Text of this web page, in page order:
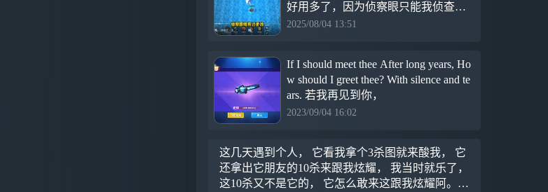
好用多了，因为侦察眼只能我侦查到
视野范围内的敌人，但是雷达就比较
2025/08/04 13:51
If I should meet thee After long years, Ho
w should I greet thee? With silence and te
ars. 若我再见到你，
2023/09/04 16:02
这几天遇到个人， 它看我拿个3杀图就来酸我， 它
还拿出它朋友的10杀来跟我炫耀， 我当时就乐了，
这10杀又不是它的， 它怎么敢来这跟我炫耀阿。